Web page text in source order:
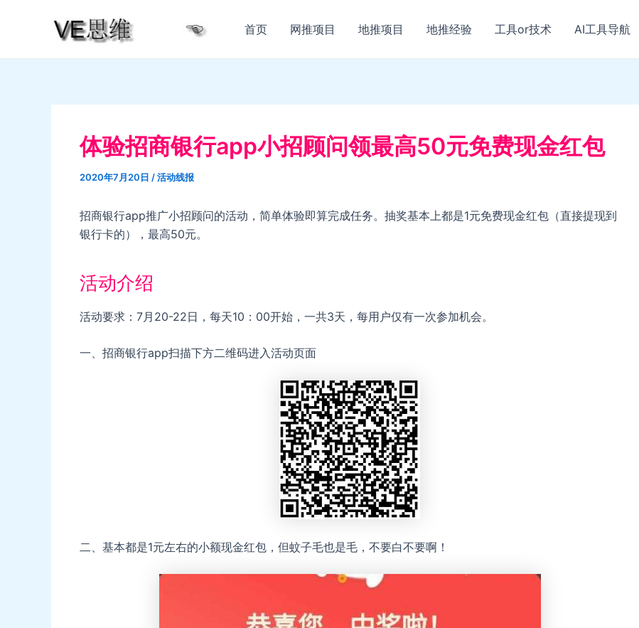
首页 网推项目 地推项目 地推经验 工具or技术 AI工具导航
体验招商银行app小招顾问领最高50元免费现金红包
2020年7月20日 /活动线报
招商银行app推广小招顾问的活动，简单体验即算完成任务。抽奖基本上都是1元免费现金红包（直接提现到
银行卡的），最高50元。
活动介绍
活动要求：7月20-22日，每天10：00开始，一共3天，每用户仅有一次参加机会。
一、招商银行app扫描下方二维码进入活动页面
二、基本都是1元左右的小额现金红包，但蚊子毛也是毛，不要白不要啊！